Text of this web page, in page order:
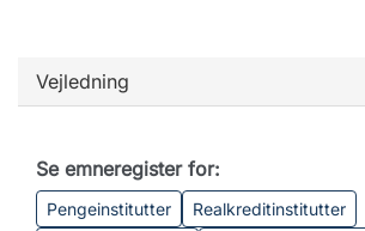
Vejledning
Se emneregister for:
Pengeinstitutter
Realkreditinstitutter